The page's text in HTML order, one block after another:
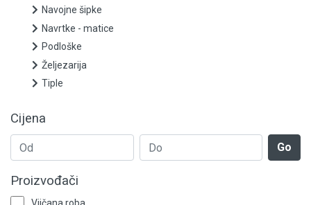
Salonit vijci DIN 571
Vijci za lim
Navojne šipke
Navrtke - matice
Podloške
Željezarija
Navojne šipke
Navrtke - matice
Podloške
Željezarija
Tiple
Cijena
Go
Proizvođači